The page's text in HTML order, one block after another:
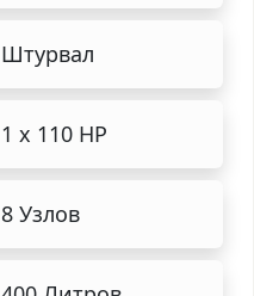
Штурвал
1 x 110 HP
8 Узлов